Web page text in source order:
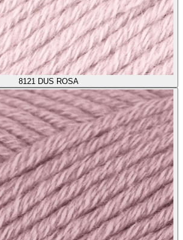
8121 DUS ROSA